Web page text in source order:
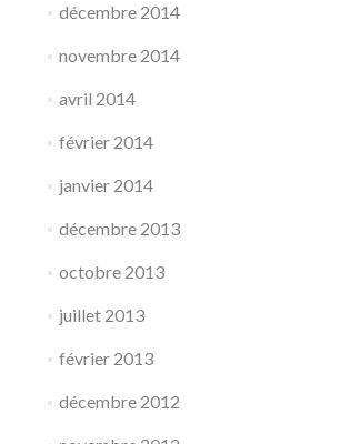
décembre 2014
novembre 2014
avril 2014
février 2014
janvier 2014
décembre 2013
octobre 2013
juillet 2013
février 2013
décembre 2012